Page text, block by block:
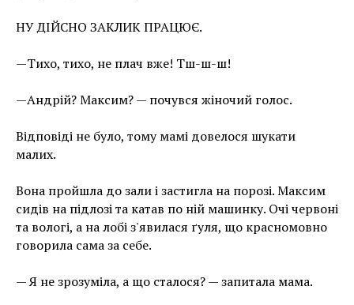
НУ ДІЙСНО ЗАКЛИК ПРАЦЮЄ.
—Тихо, тихо, не плач вже! Тш-ш-ш!
—Андрій? Максим? — почувся жіночий голос.
Відповіді не було, тому мамі довелося шукати
малих.
Вона пройшла до зали і застигла на порозі. Максим
сидів на підлозі та катав по ній машинку. Очі червоні
та вологі, а на лобі з'явилася ґуля, що красномовно
говорила сама за себе.
— Я не зрозуміла, а що сталося? — запитала мама.